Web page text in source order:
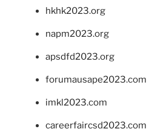
hkhk2023.org
napm2023.org
apsdfd2023.org
forumausape2023.com
imkl2023.com
careerfaircsd2023.com